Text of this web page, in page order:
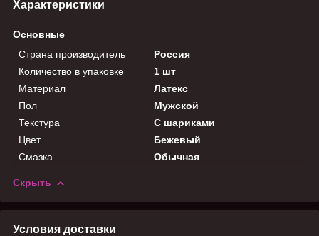
Характеристики
Основные
Страна производитель
Россия
Количество в упаковке
1 шт
Материал
Латекс
Пол
Мужской
Текстура
С шариками
Цвет
Бежевый
Смазка
Обычная
Скрыть
Условия доставки